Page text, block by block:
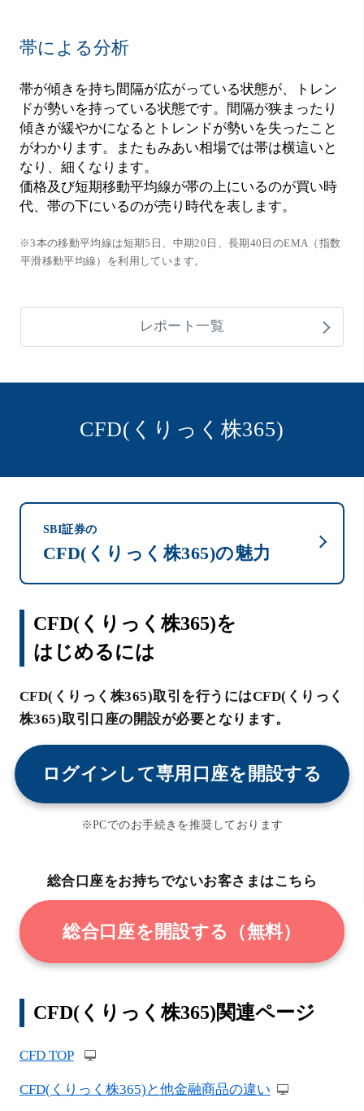
帯による分析
帯が傾きを持ち間隔が広がっている状態が、トレン
ドが勢いを持っている状態です。間隔が狭まったり
傾きが緩やかになるとトレンドが勢いを失ったこと
がわかります。またもみあい相場では帯は横這いと
なり、細くなります。
価格及び短期移動平均線が帯の上にいるのが買い時
代、帯の下にいるのが売り時代を表します。
※3本の移動平均線は短期5日、中期20日、長期40日のEMA（指数
平滑移動平均線）を利用しています。
レポート一覧
CFD(くりっく株365)
SBI証券の
CFD(くりっく株365)の魅力
CFD(くりっく株365)を
はじめるには
CFD(くりっく株365)取引を行うにはCFD(くりっく
株365)取引口座の開設が必要となります。
ログインして専用口座を開設する
※PCでのお手続きを推奨しております
総合口座をお持ちでないお客さまはこちら
総合口座を開設する（無料）
CFD(くりっく株365)関連ページ
CFD TOP
CFD(くりっく株365)と他金融商品の違い